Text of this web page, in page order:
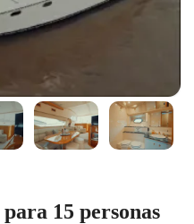
para 15 personas